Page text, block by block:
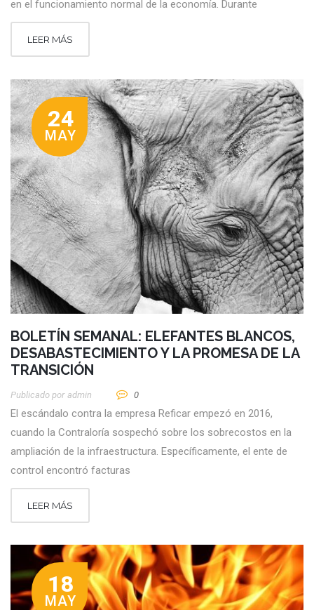
en el funcionamiento normal de la economía. Durante
LEER MÁS
24
MAY
BOLETÍN SEMANAL: ELEFANTES BLANCOS,
DESABASTECIMIENTO Y LA PROMESA DE LA
TRANSICIÓN
Publicado por Admin 0
El escándalo contra la empresa Reficar empezó en 2016,
cuando la Contraloría sospechó sobre los sobrecostos en la
ampliación de la infraestructura. Específicamente, el ente de
control encontró facturas
LEER MÁS
18
MAY